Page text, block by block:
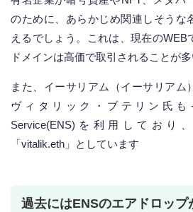
のために、あらかじめ関連しそうな
えるでしょう。これは、現在のWEB
ドメインは高価で取引されることが多
また、イーサリアム（イーサリアム
ヴィタリック・ブテリン氏も
Service(ENS)を利用しており
「vitalik.eth」としています
過去にはENSのエアドロップ